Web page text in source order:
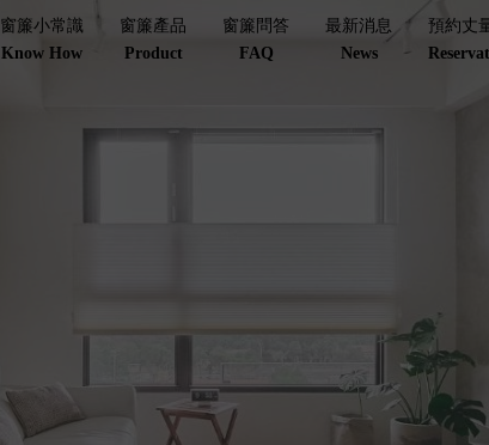
窗簾小常識
Know How
窗簾產品
Product
窗簾問答
FAQ
最新消息
News
預約丈